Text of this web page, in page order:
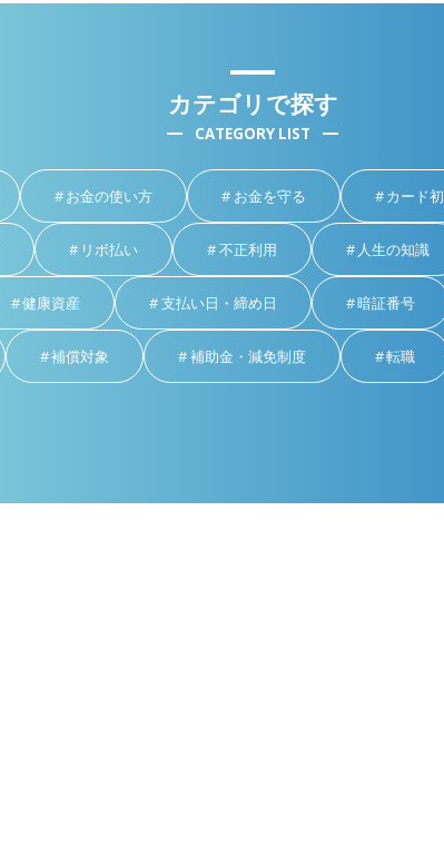
カテゴリで探す
CATEGORY LIST
お金の使い方 お金を守る カード
リボ払い 不正利用 人生の知識
健康資産 支払い日・締め日 暗証番号
補償対象 補助金・減免制度 転職